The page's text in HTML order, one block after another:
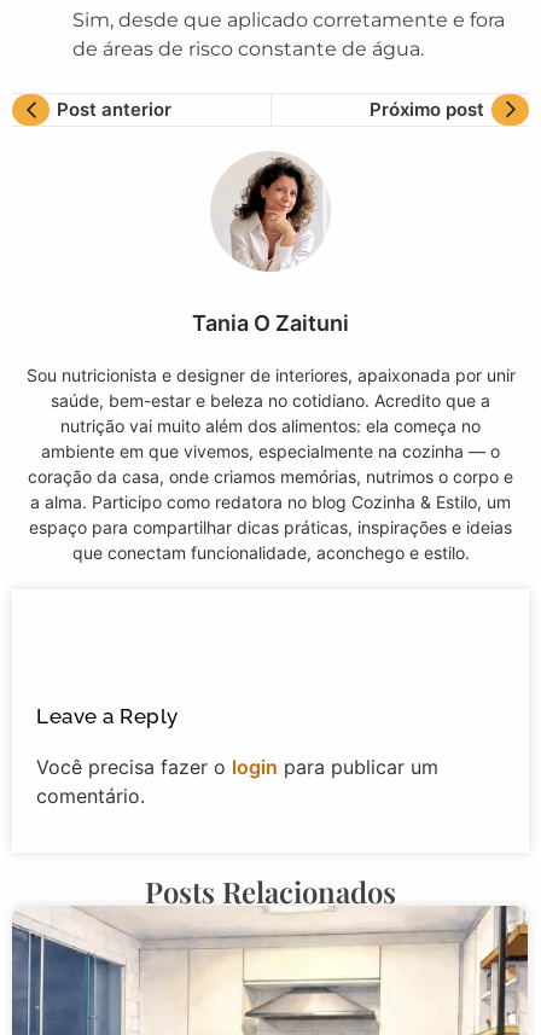
Sim, desde que aplicado corretamente e fora
de áreas de risco constante de água.
Post anterior Próximo post
Tania O Zaituni
Sou nutricionista e designer de interiores, apaixonada por unir
saúde, bem-estar e beleza no cotidiano. Acredito que a
nutrição vai muito além dos alimentos: ela começa no
ambiente em que vivemos, especialmente na cozinha — o
coração da casa, onde criamos memórias, nutrimos o corpo e
a alma. Participo como redatora no blog Cozinha & Estilo, um
espaço para compartilhar dicas práticas, inspirações e ideias
que conectam funcionalidade, aconchego e estilo.
Leave a Reply
Você precisa fazer o login para publicar um
comentário.
Posts Relacionados